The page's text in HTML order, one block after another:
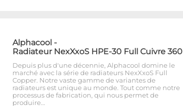
Alphacool -
Radiateur NexXxoS HPE-30 Full Cuivre 360
Depuis plus d'une décennie, Alphacool domine le
marché avec la série de radiateurs NexXxoS Full
Copper. Notre vaste gamme de variantes de
radiateurs est unique au monde. Tout comme notre
processus de fabrication, qui nous permet de
produire…